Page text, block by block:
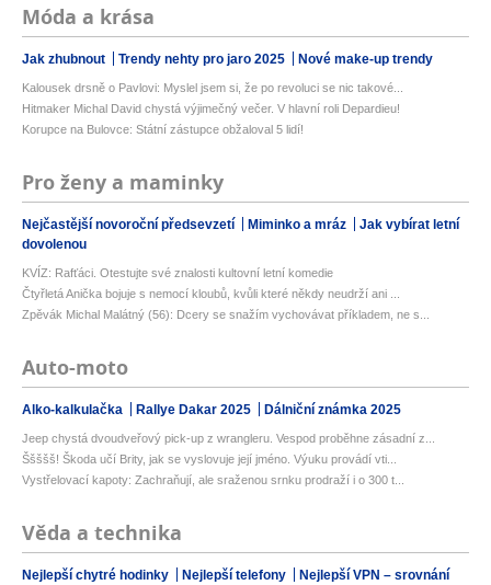
Móda a krása
Jak zhubnout Trendy nehty pro jaro 2025 Nové make-up trendy
Kalousek drsně o Pavlovi: Myslel jsem si, že po revoluci se nic takové...
Hitmaker Michal David chystá výjimečný večer. V hlavní roli Depardieu!
Korupce na Bulovce: Státní zástupce obžaloval 5 lidí!
Pro ženy a maminky
Nejčastější novoroční předsevzetí Miminko a mráz
Jak vybírat letní
dovolenou
KVÍZ: Rafťáci. Otestujte své znalosti kultovní letní komedie
Čtyřletá Anička bojuje s nemocí kloubů, kvůli které někdy neudrží ani ...
Zpěvák Michal Malátný (56): Dcery se snažím vychovávat příkladem, ne s...
Auto-moto
Alko-kalkulačka Rallye Dakar 2025 Dálniční známka 2025
Jeep chystá dvoudveřový pick-up z wrangleru. Vespod proběhne zásadní z...
Ššššš! Škoda učí Brity, jak se vyslovuje její jméno. Výuku provádí vti...
Vystřelovací kapoty: Zachraňují, ale sraženou srnku prodraží i o 300 t...
Věda a technika
Nejlepší chytré hodinky Nejlepší telefony Nejlepší VPN – srovnání